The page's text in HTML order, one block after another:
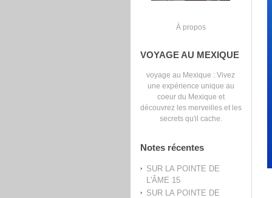
À propos
VOYAGE AU MEXIQUE
voyage au Mexique : Vivez
une expérience unique au
coeur du Mexique et
découvrez les merveilles et les
secrets qu'il cache.
Notes récentes
SUR LA POINTE DE
L'ÂME 15
SUR LA POINTE DE